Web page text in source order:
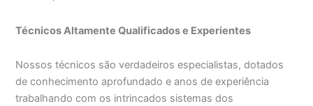
Técnicos Altamente Qualificados e Experientes
Nossos técnicos são verdadeiros especialistas, dotados
de conhecimento aprofundado e anos de experiência
trabalhando com os intrincados sistemas dos